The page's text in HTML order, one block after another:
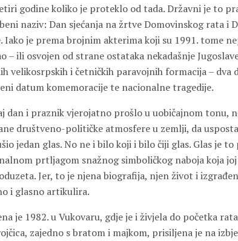
godine koliko je proteklo od tada. Državni je to
naziv: Dan sjećanja na žrtve Domovinskog rata i
Iako je prema brojnim akterima koji su 1991. tome
– ili osvojen od strane ostataka nekadašnje
velikosrpskih i četničkih paravojnih formacija – dva
datum komemoracije te nacionalne tragedije.
dan i praznik vjerojatno prošlo u uobičajnom tonu,
društveno-političke atmosfere u zemlji, da
jedan glas. No ne i bilo koji i bilo čiji glas. Glas je
prtljagom snažnog simboličkog naboja koja
Jer, to je njena biografija, njen život i
i glasno artikulira.
je 1982. u Vukovaru, gdje je i živjela do početka
zajedno s bratom i majkom, prisiljena je na